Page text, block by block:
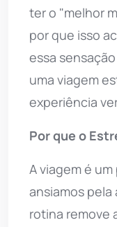
ter o "melhor
por que isso
essa
uma viagem
experiência
Por que o
A viagem é
ansiamos pela
rotina remove